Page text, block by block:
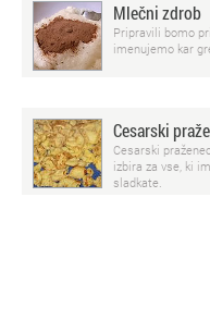
Mlečni zdrob
Pripravili bomo
imenujemo kar
Cesarski
Cesarski
izbira za vse, ki
sladkate.